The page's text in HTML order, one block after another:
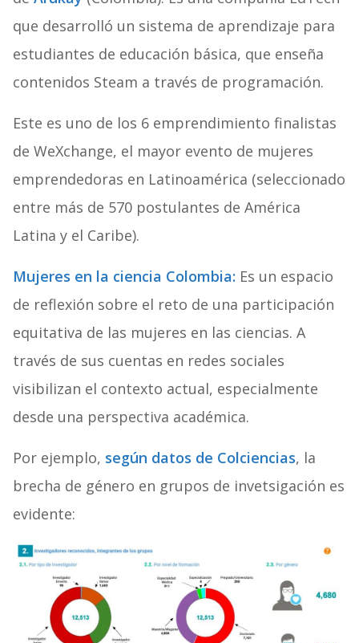
que desarrolló un sistema de aprendizaje para
estudiantes de educación básica, que enseña
contenidos Steam a través de programación.
Este es uno de los 6 emprendimiento finalistas
de WeXchange, el mayor evento de mujeres
emprendedoras en Latinoamérica (seleccionado
entre más de 570 postulantes de América
Latina y el Caribe).
Mujeres en la ciencia Colombia: Es un espacio
de reflexión sobre el reto de una participación
equitativa de las mujeres en las ciencias. A
través de sus cuentas en redes sociales
visibilizan el contexto actual, especialmente
desde una perspectiva académica.
Por ejemplo, según datos de Colciencias, la
brecha de género en grupos de invetsigación es
evidente: